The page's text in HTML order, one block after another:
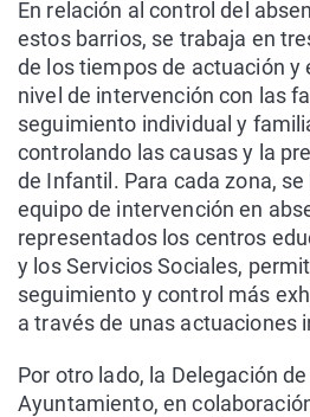
En relación al control del
estos barrios, se trabaja en
de los tiempos de actuación y
nivel de intervención con las
seguimiento individual y
controlando las causas y la
de Infantil. Para cada zona,
equipo de intervención en
representados los centros
y los Servicios Sociales,
seguimiento y control más
a través de unas actuaciones
Por otro lado, la Delegación de
Ayuntamiento, en